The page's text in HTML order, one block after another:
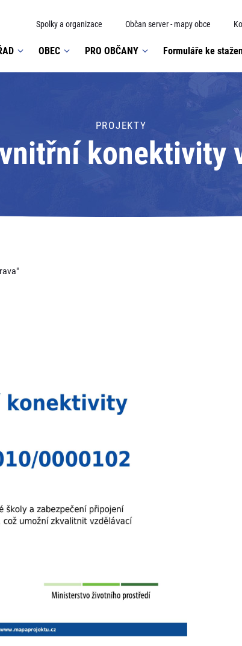
Spolky a organizace Občan server - mapy obce
OBEC PRO OBČANY Formuláře ke
PROJEKTY
konektivity